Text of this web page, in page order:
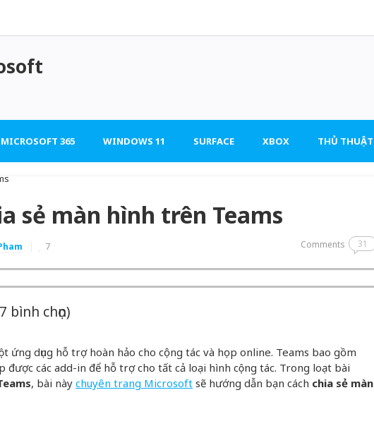
MICROSOFT 365 WINDOWS 11 SURFACE XBOX THỦ THUẬT
sẻ màn hình trên Teams
7 Comments 31
bình chọn)
ứng dụng hỗ trợ hoàn hảo cho cộng tác và họp online. Teams bao gồm
được các add-in để hỗ trợ cho tất cả loại hình cộng tác. Trong loạt bài
, bài này chuyên trang Microsoft sẽ hướng dẫn bạn cách chia sẻ màn